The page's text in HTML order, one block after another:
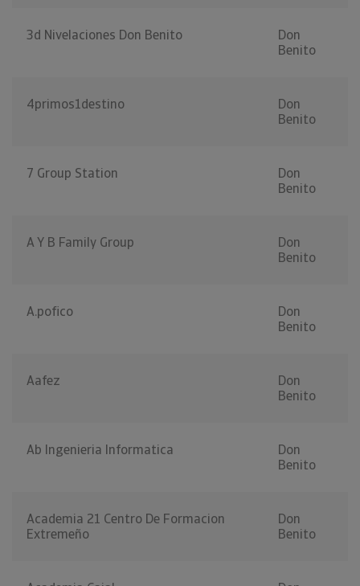
3d Nivelaciones Don Benito
Don
Benito
4primos1destino
Don
Benito
7 Group Station
Don
Benito
A Y B Family Group
Don
Benito
A.pofico
Don
Benito
Aafez
Don
Benito
Ab Ingenieria Informatica
Don
Benito
Academia 21 Centro De Formacion
Extremeño
Don
Benito